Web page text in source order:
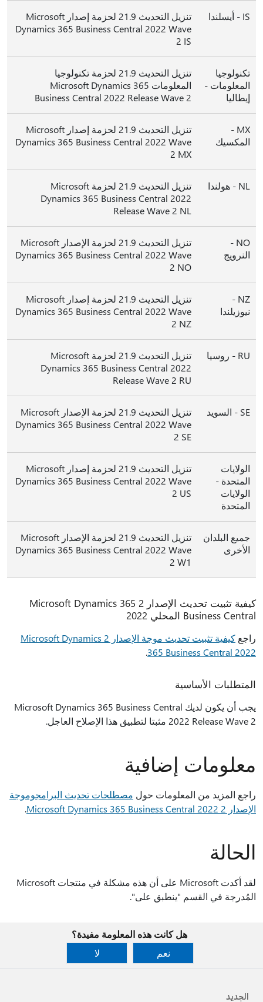
IS - أيسلندا
تنزيل التحديث 21.9 لحزمة إصدار Microsoft
Dynamics 365 Business Central 2022 Wave
2 IS
تكنولوجيا
المعلومات -
إيطاليا
تنزيل التحديث 21.9 لحزمة تكنولوجيا
المعلومات Microsoft Dynamics 365
Business Central 2022 Release Wave 2
MX -
المكسيك
تنزيل التحديث 21.9 لحزمة إصدار Microsoft
Dynamics 365 Business Central 2022 Wave
2 MX
NL - هولندا
تنزيل التحديث 21.9 لحزمة Microsoft
Dynamics 365 Business Central 2022
Release Wave 2 NL
NO -
النرويج
تنزيل التحديث 21.9 لحزمة الإصدار Microsoft
Dynamics 365 Business Central 2022 Wave
2 NO
NZ -
نيوزيلندا
تنزيل التحديث 21.9 لحزمة إصدار Microsoft
Dynamics 365 Business Central 2022 Wave
2 NZ
RU - روسيا
تنزيل التحديث 21.9 لحزمة Microsoft
Dynamics 365 Business Central 2022
Release Wave 2 RU
SE - السويد
تنزيل التحديث 21.9 لحزمة الإصدار Microsoft
Dynamics 365 Business Central 2022 Wave
2 SE
الولايات
المتحدة -
الولايات
المتحدة
تنزيل التحديث 21.9 لحزمة إصدار Microsoft
Dynamics 365 Business Central 2022 Wave
2 US
جميع البلدان
الأخرى
تنزيل التحديث 21.9 لحزمة الإصدار Microsoft
Dynamics 365 Business Central 2022 Wave
2 W1
كيفية تثبيت تحديث الإصدار 2 Microsoft Dynamics 365
Business Central المحلي 2022
راجع
كيفية تثبيت تحديث موجة الإصدار 2 Microsoft Dynamics
365 Business Central 2022
.
المتطلبات الأساسية
يجب أن يكون لديك Microsoft Dynamics 365 Business Central
2022 Release Wave 2 مثبتا لتطبيق هذا الإصلاح العاجل.
معلومات إضافية
راجع المزيد من المعلومات حول مصطلحات تحديث البرامجوموجة
الإصدار 2 Microsoft Dynamics 365 Business Central 2022
.
الحالة
لقد أكدت Microsoft على أن هذه مشكلة في منتجات Microsoft
المُدرجة في القسم "ينطبق على".
هل كانت هذه المعلومة مفيدة؟
نعم
لا
الجديد